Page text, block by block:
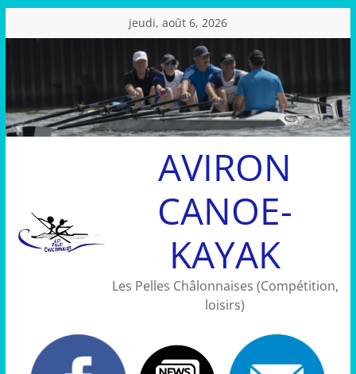
au
jeudi, août 6, 2026
AVIRON
CANOE-
KAYAK
Les Pelles Châlonnaises (Compétition,
loisirs)